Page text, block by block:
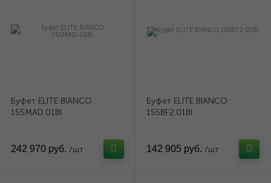
Буфет ELITE BIANCO
155MAD.01BI
242 970 руб. /шт
Буфет ELITE BIANCO
155BF2.01BI
142 905 руб. /шт